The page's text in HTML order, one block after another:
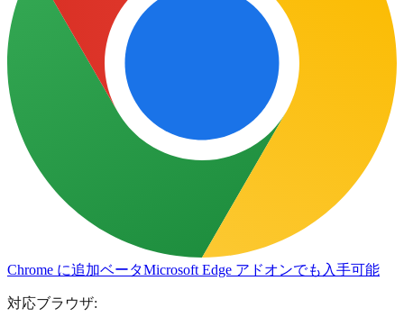
Chrome に追加ベータMicrosoft Edge アドオンでも入手可能
対応ブラウザ: